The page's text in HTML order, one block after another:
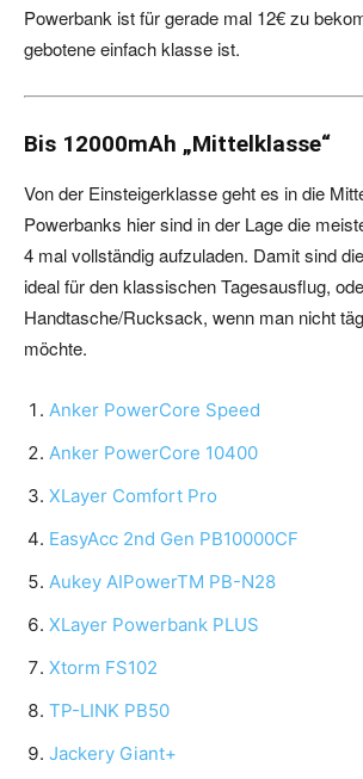
Powerbank ist für gerade mal 12€ zu
gebotene einfach klasse ist.
Bis 12000mAh „Mittelklasse“
Von der Einsteigerklasse geht es in die
Powerbanks hier sind in der Lage die
4 mal vollständig aufzuladen. Damit sind
ideal für den klassischen Tagesausflug,
Handtasche/Rucksack, wenn man nicht
möchte.
Anker PowerCore Speed
Anker PowerCore 10400
XLayer Comfort Pro
EasyAcc 2nd Gen PB10000CF
Aukey AIPowerTM PB-N28
XLayer Powerbank PLUS
Xtorm FS102
TP-LINK PB50
Jackery Giant+